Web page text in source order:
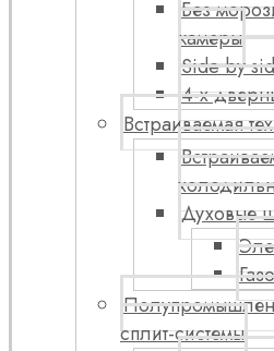
Без
камеры
Side by
4-х
Встраиваемая
Духовые
сплит-системы